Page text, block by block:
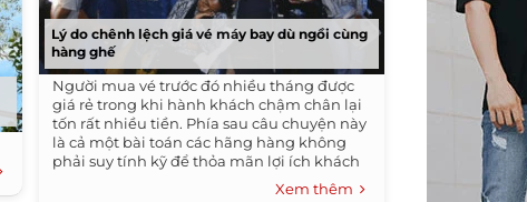
Lý do chênh lệch giá vé máy bay dù ngồi cùng
hàng ghế
Người mua vé trước đó nhiều tháng được
giá rẻ trong khi hành khách chậm chân lại
tốn rất nhiều tiền. Phía sau câu chuyện này
là cả một bài toán các hãng hàng không
phải suy tính kỹ để thỏa mãn lợi ích khách
Xem thêm